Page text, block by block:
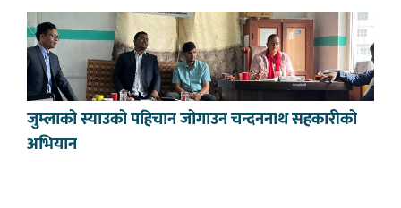
जुम्लाको स्याउको पहिचान जोगाउन चन्दननाथ सहकारीको
अभियान